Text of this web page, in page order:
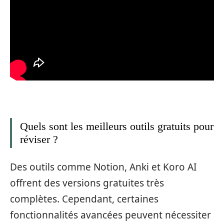
Quels sont les meilleurs outils gratuits pour
réviser ?
Des outils comme Notion, Anki et Koro AI
offrent des versions gratuites très
complètes. Cependant, certaines
fonctionnalités avancées peuvent nécessiter